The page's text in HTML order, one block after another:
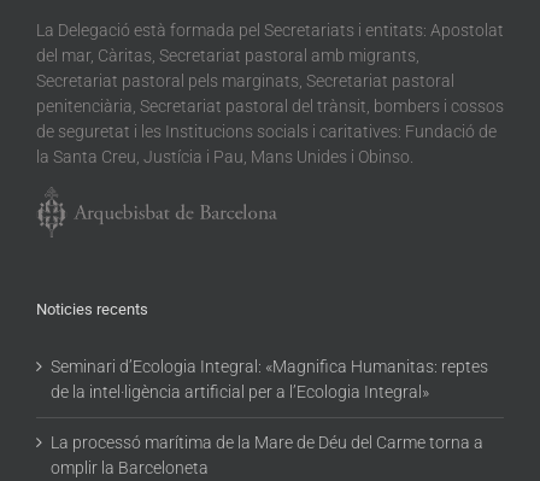
La Delegació està formada pel Secretariats i entitats: Apostolat
del mar, Càritas, Secretariat pastoral amb migrants,
Secretariat pastoral pels marginats, Secretariat pastoral
penitenciària, Secretariat pastoral del trànsit, bombers i cossos
de seguretat i les Institucions socials i caritatives: Fundació de
la Santa Creu, Justícia i Pau, Mans Unides i Obinso.
Noticies recents
Seminari d’Ecologia Integral: «Magnifica Humanitas: reptes
de la intel·ligència artificial per a l’Ecologia Integral»
La processó marítima de la Mare de Déu del Carme torna a
omplir la Barceloneta